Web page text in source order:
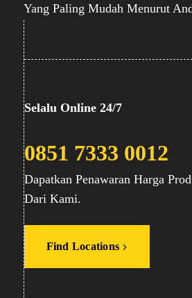
Yang Paling Mudah Menurut
Selalu Online 24/7
0851 7333 0012
Dapatkan Penawaran Harga
Dari Kami.
Find Locations